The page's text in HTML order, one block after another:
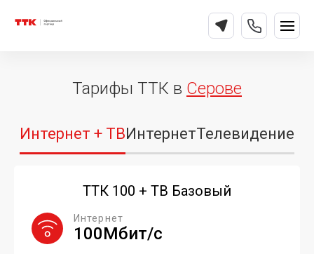
Тарифы ТТК в Серове
Интернет + ТВИнтернетТелевидение
ТТК 100 + ТВ Базовый
100Мбит/с
Интернет